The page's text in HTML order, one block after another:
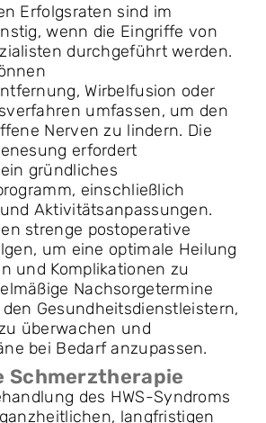
Erfolgsraten sind im
wenn die Eingriffe von
durchgeführt werden.
Wirbelfusion oder
umfassen, um den
Nerven zu lindern. Die
erfordert
gründliches
einschließlich
Aktivitätsanpassungen.
strenge postoperative
um eine optimale Heilung
und Komplikationen zu
Nachsorgetermine
Gesundheitsdienstleistern,
überwachen und
bei Bedarf anzupassen.
Schmerztherapie
des HWS-Syndroms
langfristigen